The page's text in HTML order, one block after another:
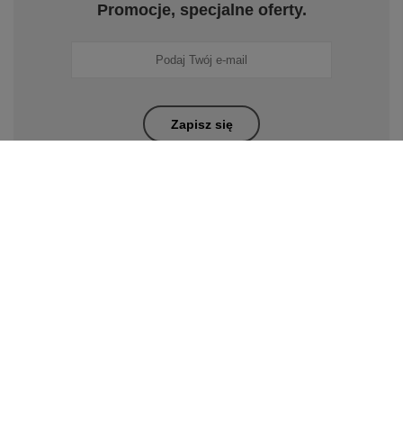
Promocje, specjalne oferty.
Zapisz się